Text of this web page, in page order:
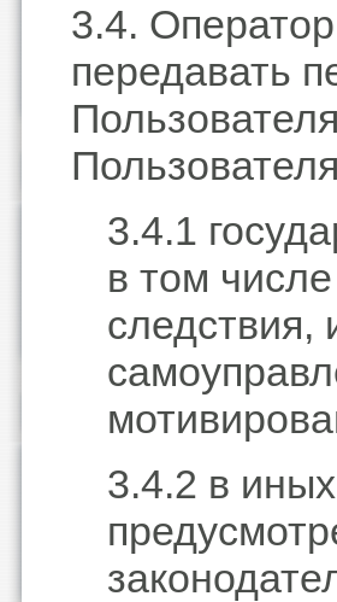
3.4.
передавать
3.4.1
в том
следствия,
3.4.2 в